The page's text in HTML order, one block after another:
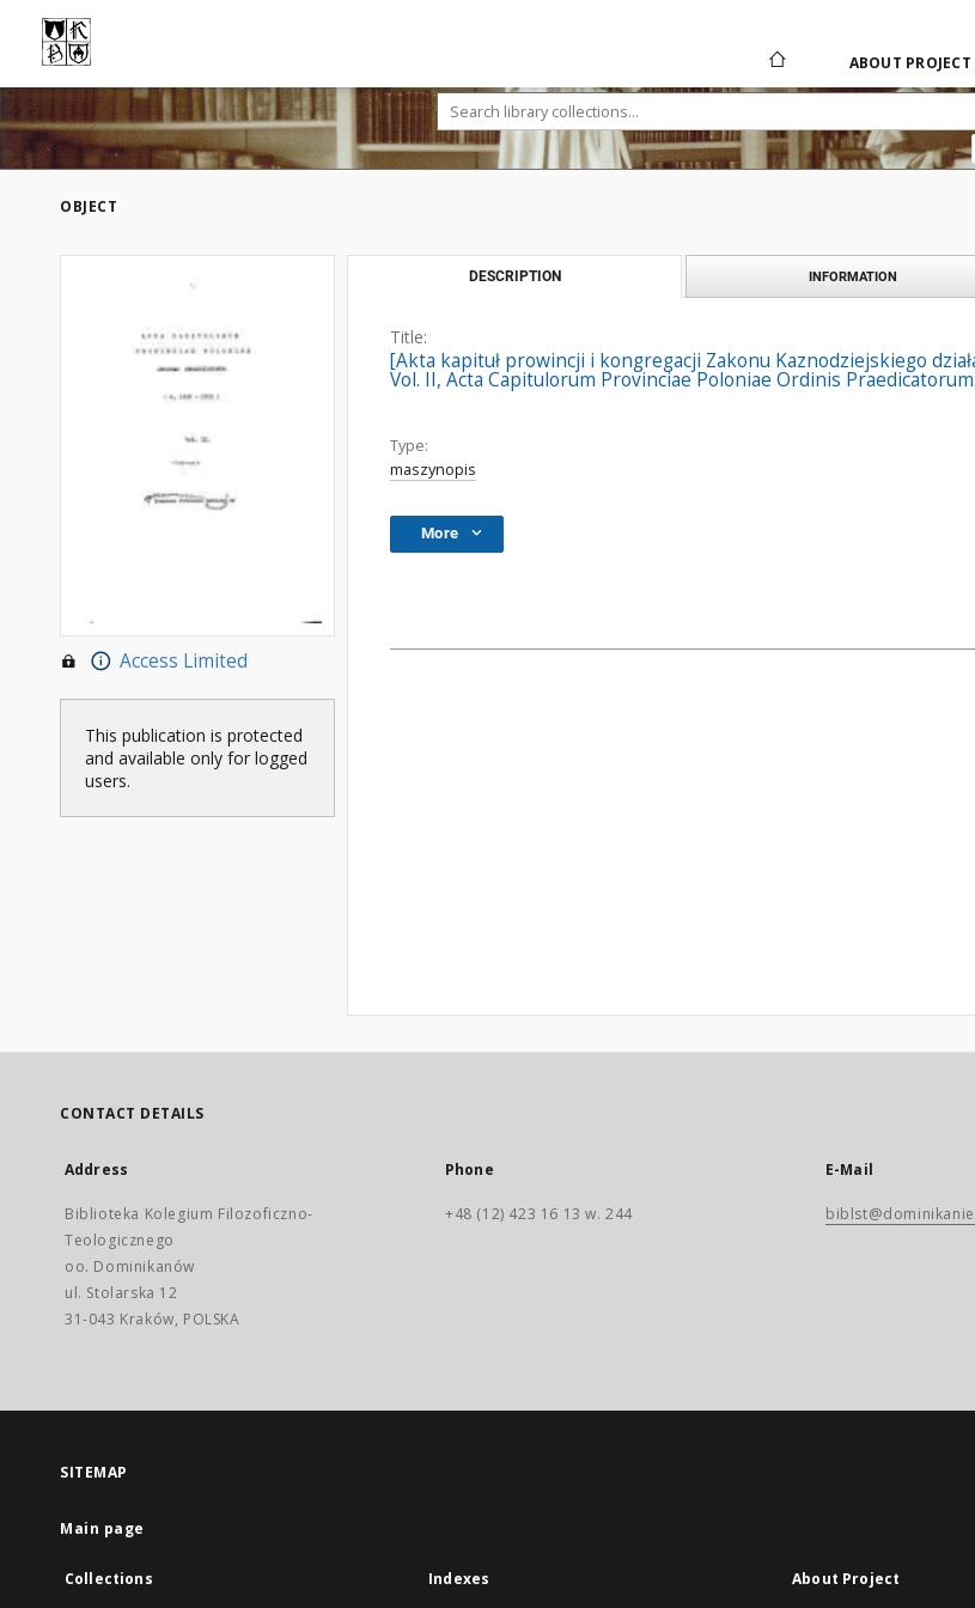
ABOUT PROJECT
OBJECT
Access Limited
This publication is protected
and available only for logged
users.
DESCRIPTION INFORMATION
Title:
[Akta kapituł prowincji i kongregacji Zakonu Kaznodziejskiego
Vol. II, Acta Capitulorum Provinciae Poloniae Ordinis Praedicatorum.
Type:
maszynopis
More
CONTACT DETAILS
Address
Biblioteka Kolegium Filozoficzno-
Teologicznego
oo. Dominikanów
ul. Stolarska 12
31-043 Kraków, POLSKA
Phone
+48 (12) 423 16 13 w. 244
E-Mail
SITEMAP
Main page
Collections Indexes About Project